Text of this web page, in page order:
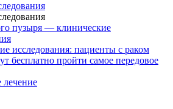
пузыря — клинические
исследования: пациенты с раком
бесплатно пройти самое передовое
лечение